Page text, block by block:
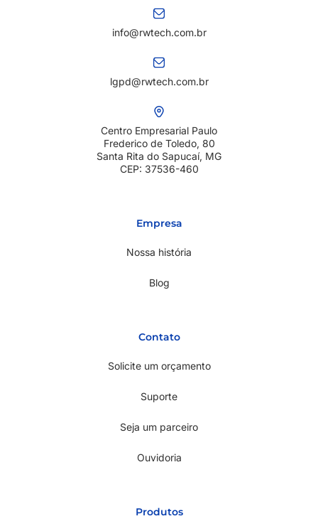
info@rwtech.com.br
lgpd@rwtech.com.br
Centro Empresarial Paulo
Frederico de Toledo, 80
Santa Rita do Sapucaí, MG
CEP: 37536-460
Empresa
Nossa história
Blog
Contato
Solicite um orçamento
Suporte
Seja um parceiro
Ouvidoria
Produtos